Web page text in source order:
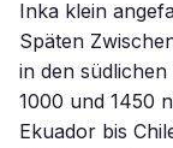
Inka klein
Späten
in den
1000 und 1450
Ekuador bis